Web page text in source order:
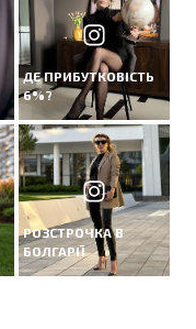
ДЕ ПРИБУТКОВІСТЬ
6%?
РОЗСТРОЧКА В
БОЛГАРІЇ